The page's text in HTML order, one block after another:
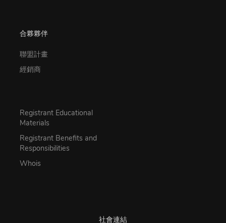
合夥夥伴
聯盟計畫
經銷商
Registrant Educational
Materials
Registrant Benefits and
Responsibilities
Whois
社會連結